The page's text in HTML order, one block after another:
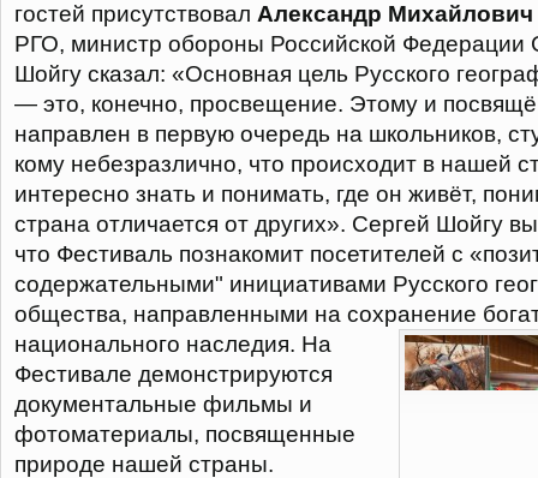
гостей присутствовал Александр
РГО, министр обороны Российской Федерации
Шойгу сказал: «Основная цель Русского
— это, конечно, просвещение. Этому и
направлен в первую очередь на школьников,
кому небезразлично, что происходит в нашей
интересно знать и понимать, где он живёт,
страна отличается от других». Сергей Шойгу
что Фестиваль познакомит посетителей с
содержательными" инициативами Русского
общества, направленными на сохранение
национального наследия. На
Фестивале демонстрируются
документальные фильмы и
фотоматериалы, посвященные
природе нашей страны.